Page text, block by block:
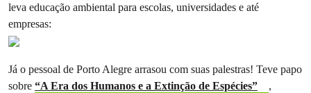
leva educação ambiental para escolas, universidades e até
empresas:
Já o pessoal de Porto Alegre arrasou com suas palestras! Teve papo
sobre “A Era dos Humanos e a Extinção de Espécies”
,